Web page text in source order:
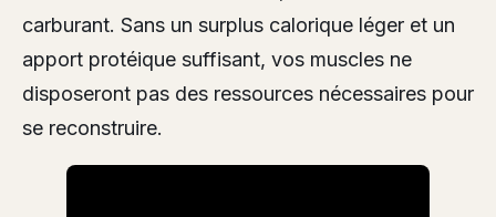
carburant. Sans un surplus calorique léger et un
apport protéique suffisant, vos muscles ne
disposeront pas des ressources nécessaires pour
se reconstruire.